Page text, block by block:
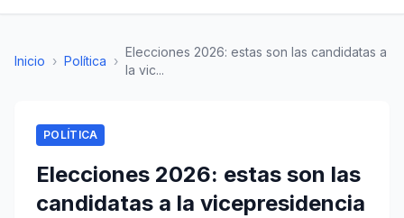
Inicio › Política ›
Elecciones 2026: estas son las candidatas a
la vic...
POLÍTICA
Elecciones 2026: estas son las
candidatas a la vicepresidencia